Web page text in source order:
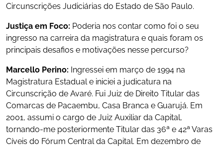
Circunscrições Judiciárias do Estado de São Paulo.
Justiça em Foco: Poderia nos contar como foi o seu
ingresso na carreira da magistratura e quais foram os
principais desafios e motivações nesse percurso?
Marcello Perino: Ingressei em março de 1994 na
Magistratura Estadual e iniciei a judicatura na
Circunscrição de Avaré. Fui Juiz de Direito Titular das
Comarcas de Pacaembu, Casa Branca e Guarujá. Em
2001, assumi o cargo de Juiz Auxiliar da Capital,
tornando-me posteriormente Titular das 36ª e 42ª Varas
Cíveis do Fórum Central da Capital. Em dezembro de